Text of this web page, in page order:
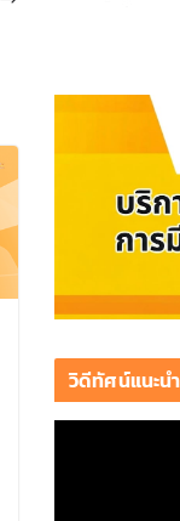
วิดีทัศน์แนะน